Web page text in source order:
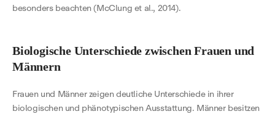
besonders beachten (McClung et al., 2014).
Biologische Unterschiede zwischen Frauen und
Männern
Frauen und Männer zeigen deutliche Unterschiede in ihrer
biologischen und phänotypischen Ausstattung. Männer besitzen